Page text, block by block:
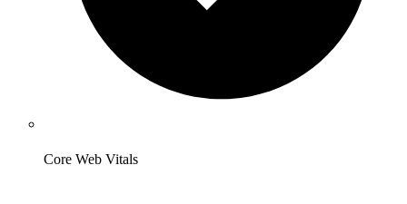
Core Web Vitals